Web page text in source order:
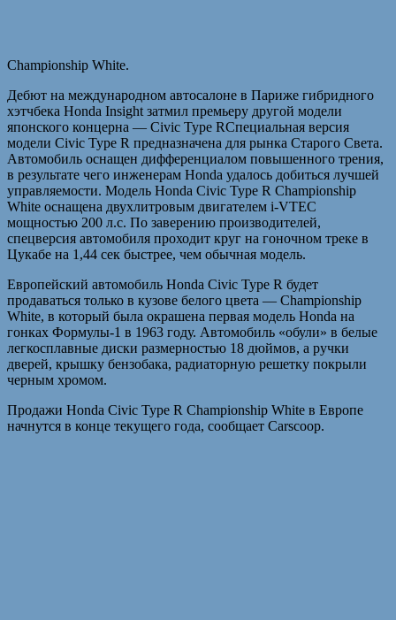
Championship White.
Дебют на международном автосалоне в Париже гибридного
хэтчбека Honda Insight затмил премьеру другой модели
японского концерна — Civic Type RСпециальная версия
модели Civic Type R предназначена для рынка Старого Света.
Автомобиль оснащен дифференциалом повышенного трения,
в результате чего инженерам Honda удалось добиться лучшей
управляемости. Модель Honda Civic Type R Championship
White оснащена двухлитровым двигателем i-VTEC
мощностью 200 л.с. По заверению производителей,
спецверсия автомобиля проходит круг на гоночном треке в
Цукабе на 1,44 сек быстрее, чем обычная модель.
Европейский автомобиль Honda Civic Type R будет
продаваться только в кузове белого цвета — Championship
White, в который была окрашена первая модель Honda на
гонках Формулы-1 в 1963 году. Автомобиль «обули» в белые
легкосплавные диски размерностью 18 дюймов, а ручки
дверей, крышку бензобака, радиаторную решетку покрыли
черным хромом.
Продажи Honda Civic Type R Championship White в Европе
начнутся в конце текущего года, сообщает Carscoop.